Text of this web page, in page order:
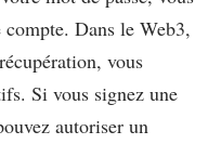
Dans le Web3,
vous
Si vous signez une
autoriser un